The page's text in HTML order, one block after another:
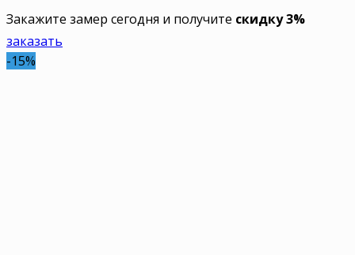
Закажите замер сегодня и получите скидку 3%
заказать
-15%